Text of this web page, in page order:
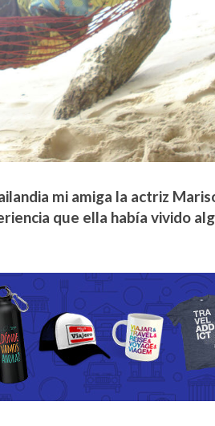
mi amiga la actriz
que ella había vivido